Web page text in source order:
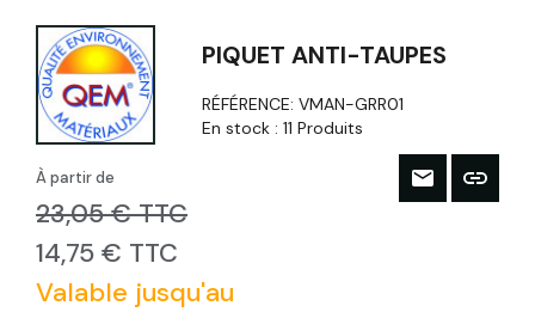
PIQUET ANTI-TAUPES
RÉFÉRENCE:VMAN-GRR01
En stock :11 Produits
À partir de
23,05 € TTC
14,75 € TTC
Valable jusqu'au